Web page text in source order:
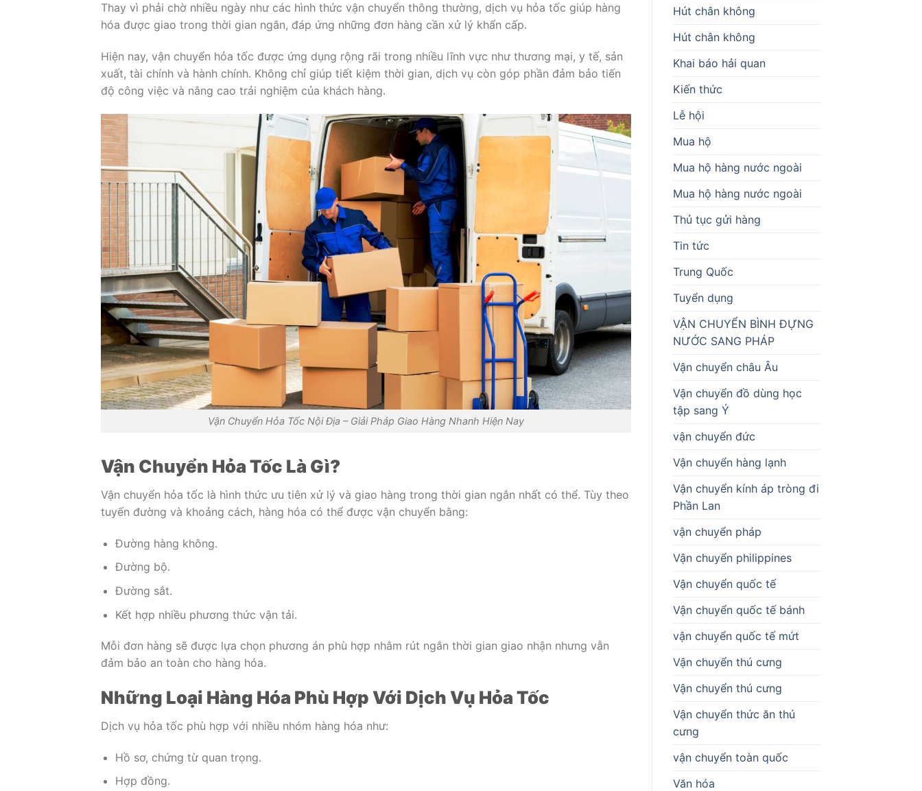
Thay vì phải chờ nhiều ngày như các hình thức vận chuyển thông thường, dịch vụ hỏa tốc giúp hàng
hóa được giao trong thời gian ngắn, đáp ứng những đơn hàng cần xử lý khẩn cấp.
Hiện nay, vận chuyển hỏa tốc được ứng dụng rộng rãi trong nhiều lĩnh vực như thương mại, y tế, sản
xuất, tài chính và hành chính. Không chỉ giúp tiết kiệm thời gian, dịch vụ còn góp phần đảm bảo tiến
độ công việc và nâng cao trải nghiệm của khách hàng.
Vận Chuyển Hỏa Tốc Nội Địa – Giải Pháp Giao Hàng Nhanh Hiện Nay
Vận Chuyển Hỏa Tốc Là Gì?
Vận chuyển hỏa tốc là hình thức ưu tiên xử lý và giao hàng trong thời gian ngắn nhất có thể. Tùy theo
tuyến đường và khoảng cách, hàng hóa có thể được vận chuyển bằng:
Đường hàng không.
Đường bộ.
Đường sắt.
Kết hợp nhiều phương thức vận tải.
Mỗi đơn hàng sẽ được lựa chọn phương án phù hợp nhằm rút ngắn thời gian giao nhận nhưng vẫn
đảm bảo an toàn cho hàng hóa.
Những Loại Hàng Hóa Phù Hợp Với Dịch Vụ Hỏa Tốc
Dịch vụ hỏa tốc phù hợp với nhiều nhóm hàng hóa như:
Hồ sơ, chứng từ quan trọng.
Hợp đồng.
Hút chân không
Hút chân không
Khai báo hải quan
Kiến thức
Lễ hội
Mua hộ
Mua hộ hàng nước ngoài
Mua hộ hàng nước ngoài
Thủ tục gửi hàng
Tin tức
Trung Quốc
Tuyển dụng
VẬN CHUYỂN BÌNH ĐỰNG
NƯỚC SANG PHÁP
Vận chuyển châu Âu
Vận chuyển đồ dùng học
tập sang Ý
vận chuyển đức
Vận chuyển hàng lạnh
Vận chuyển kính áp tròng đi
Phần Lan
vận chuyển pháp
Vận chuyển philippines
Vận chuyển quốc tế
Vận chuyển quốc tế bánh
vận chuyển quốc tế mứt
Vận chuyển thú cưng
Vận chuyển thú cưng
Vận chuyển thức ăn thú
cưng
vận chuyển toàn quốc
Văn hóa